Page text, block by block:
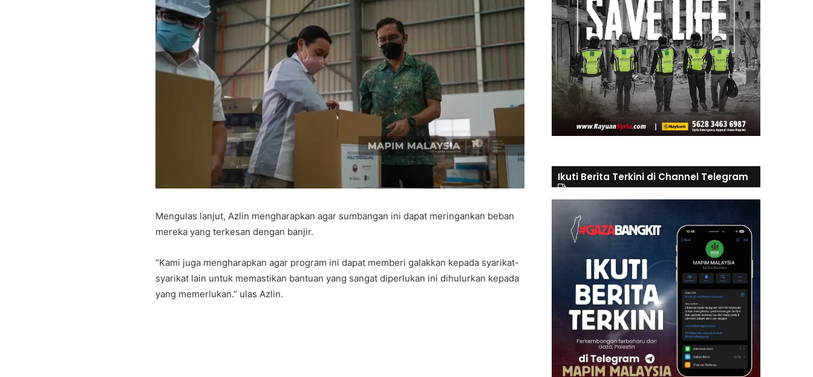
Mengulas lanjut, Azlin mengharapkan agar sumbangan ini dapat meringankan beban
mereka yang terkesan dengan banjir.
“Kami juga mengharapkan agar program ini dapat memberi galakkan kepada syarikat-
syarikat lain untuk memastikan bantuan yang sangat diperlukan ini dihulurkan kepada
yang memerlukan.” ulas Azlin.
Ikuti Berita Terkini di Channel Telegram